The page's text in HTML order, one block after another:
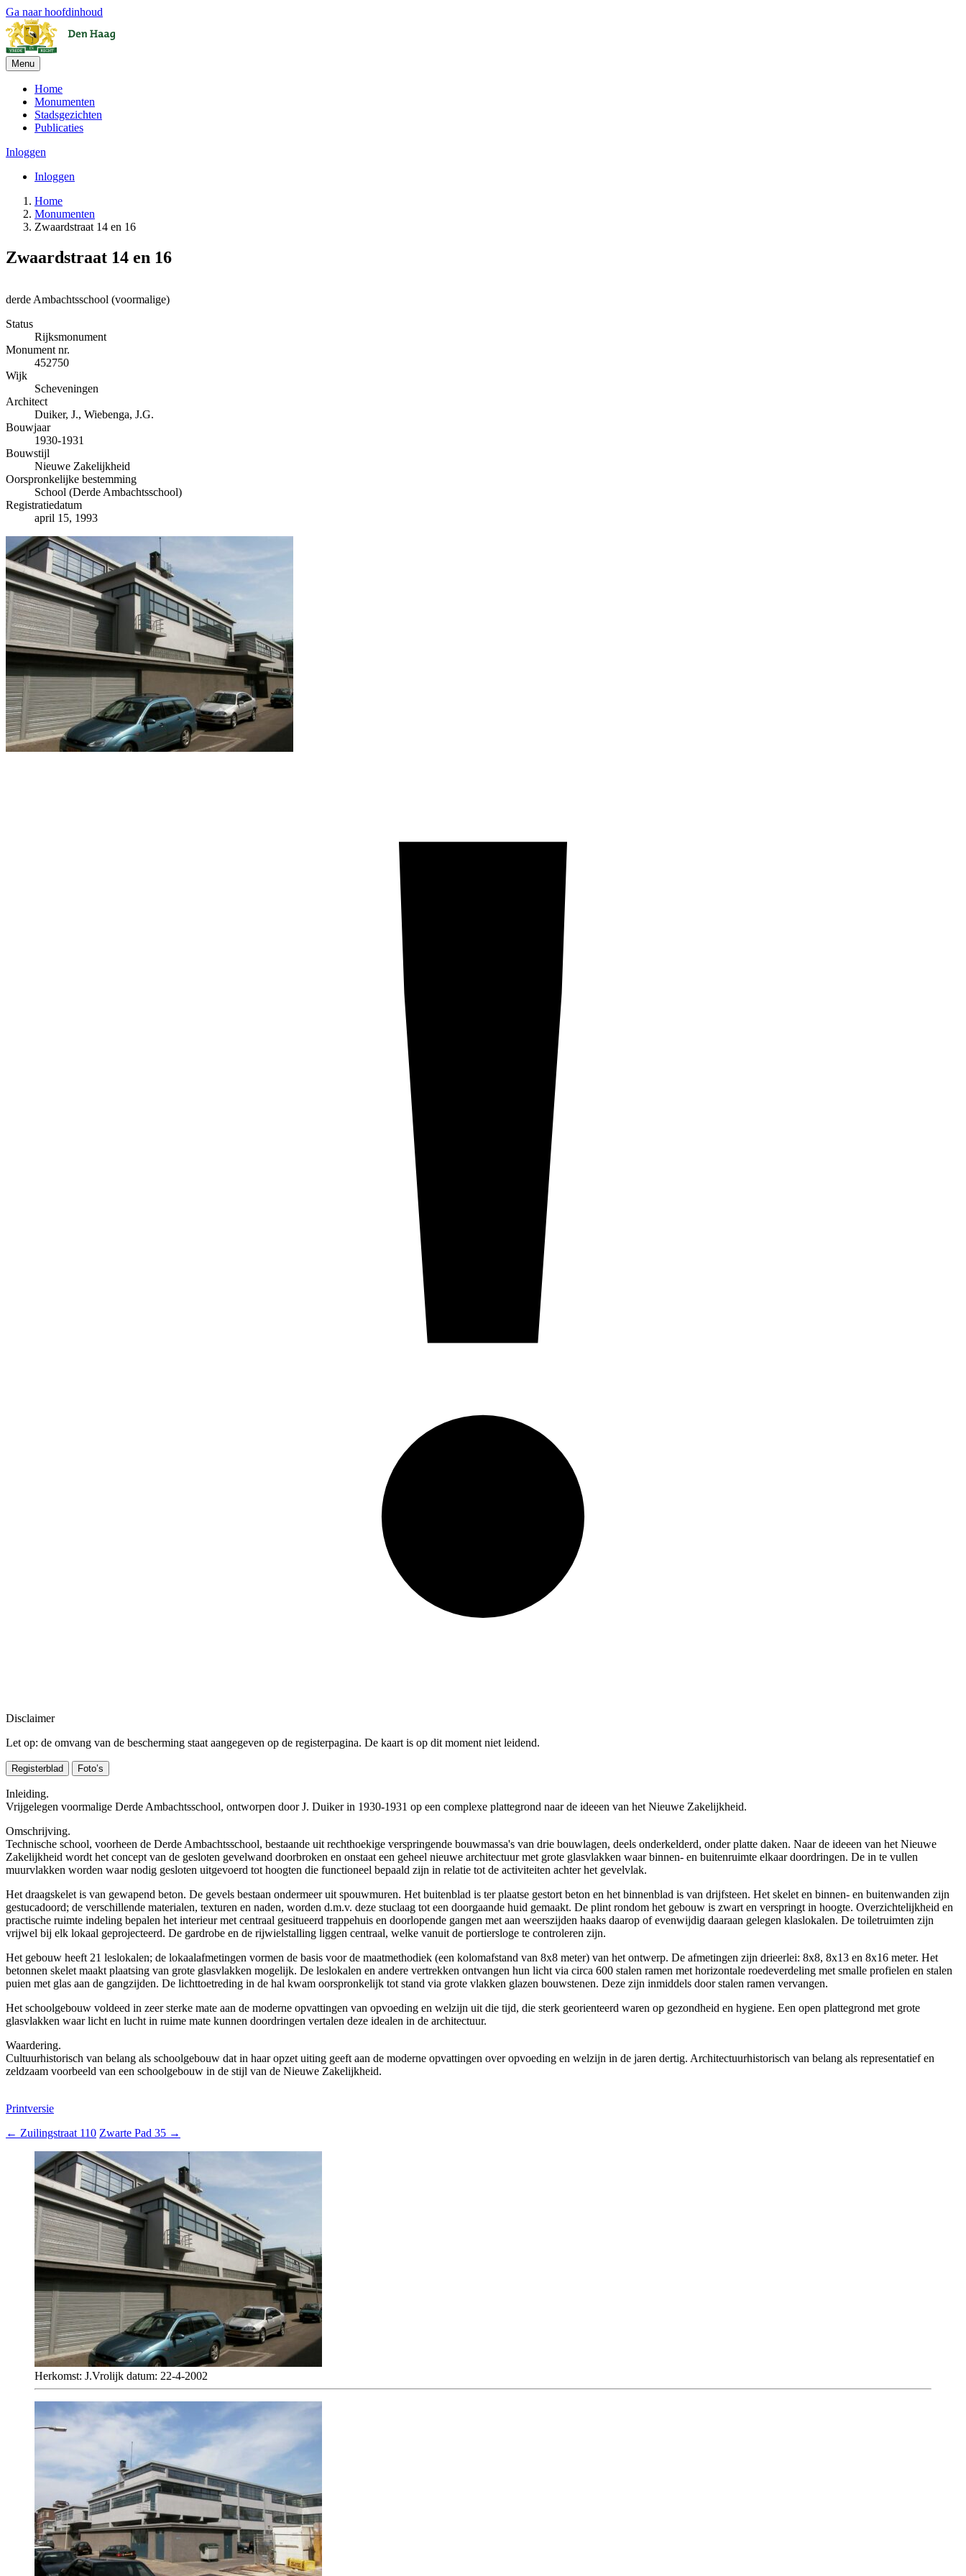
Ga naar hoofdinhoud
Menu
Home
Monumenten
Stadsgezichten
Publicaties
Inloggen
Inloggen
Home
Monumenten
Zwaardstraat 14 en 16
Zwaardstraat 14 en 16
+
−
derde Ambachtsschool (voormalige)
Status
Rijksmonument
Monument nr.
452750
Wijk
Scheveningen
Architect
Duiker, J., Wiebenga, J.G.
Bouwjaar
1930-1931
Bouwstijl
Nieuwe Zakelijkheid
Oorspronkelijke bestemming
School (Derde Ambachtsschool)
Registratiedatum
april 15, 1993
Disclaimer
Let op: de omvang van de bescherming staat aangegeven op de registerpagina. De kaart is op dit moment niet leidend.
Registerblad Foto’s
Inleiding.
Vrijgelegen voormalige Derde Ambachtsschool, ontworpen door J. Duiker in 1930-1931 op een complexe plattegrond naar de ideeen van het Nieuwe Zakelijkheid.
Omschrijving.
Technische school, voorheen de Derde Ambachtsschool, bestaande uit rechthoekige verspringende bouwmassa's van drie bouwlagen, deels onderkelderd, onder platte daken. Naar de ideeen van het Nieuwe
Zakelijkheid wordt het concept van de gesloten gevelwand doorbroken en onstaat een geheel nieuwe architectuur met grote glasvlakken waar binnen- en buitenruimte elkaar doordringen. De in te vullen
muurvlakken worden waar nodig gesloten uitgevoerd tot hoogten die functioneel bepaald zijn in relatie tot de activiteiten achter het gevelvlak.
Het draagskelet is van gewapend beton. De gevels bestaan ondermeer uit spouwmuren. Het buitenblad is ter plaatse gestort beton en het binnenblad is van drijfsteen. Het skelet en binnen- en buitenwanden zijn
gestucadoord; de verschillende materialen, texturen en naden, worden d.m.v. deze stuclaag tot een doorgaande huid gemaakt. De plint rondom het gebouw is zwart en verspringt in hoogte. Overzichtelijkheid en
practische ruimte indeling bepalen het interieur met centraal gesitueerd trappehuis en doorlopende gangen met aan weerszijden haaks daarop of evenwijdig daaraan gelegen klaslokalen. De toiletruimten zijn
vrijwel bij elk lokaal geprojecteerd. De gardrobe en de rijwielstalling liggen centraal, welke vanuit de portiersloge te controleren zijn.
Het gebouw heeft 21 leslokalen; de lokaalafmetingen vormen de basis voor de maatmethodiek (een kolomafstand van 8x8 meter) van het ontwerp. De afmetingen zijn drieerlei: 8x8, 8x13 en 8x16 meter. Het
betonnen skelet maakt plaatsing van grote glasvlakken mogelijk. De leslokalen en andere vertrekken ontvangen hun licht via circa 600 stalen ramen met horizontale roedeverdeling met smalle profielen en stalen
puien met glas aan de gangzijden. De lichttoetreding in de hal kwam oorspronkelijk tot stand via grote vlakken glazen bouwstenen. Deze zijn inmiddels door stalen ramen vervangen.
Het schoolgebouw voldeed in zeer sterke mate aan de moderne opvattingen van opvoeding en welzijn uit die tijd, die sterk georienteerd waren op gezondheid en hygiene. Een open plattegrond met grote
glasvlakken waar licht en lucht in ruime mate kunnen doordringen vertalen deze idealen in de architectuur.
Waardering.
Cultuurhistorisch van belang als schoolgebouw dat in haar opzet uiting geeft aan de moderne opvattingen over opvoeding en welzijn in de jaren dertig. Architectuurhistorisch van belang als representatief en
zeldzaam voorbeeld van een schoolgebouw in de stijl van de Nieuwe Zakelijkheid.
Printversie
← Zuilingstraat 110 Zwarte Pad 35 →
Herkomst: J.Vrolijk datum: 22-4-2002